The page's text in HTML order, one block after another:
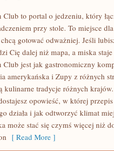
Club to portal o jedzeniu, który
przy stole. To miejsce
gotować odważniej. Jeśli
Cię dalej niż mapa, a miska
Club jest jak gastronomiczny
amerykańska i Zupy z różnych
kulinarne tradycje różnych
opowieść, w której
działa i jak odtworzyć klimat
może stać się czymś więcej niż
[ Read More ]